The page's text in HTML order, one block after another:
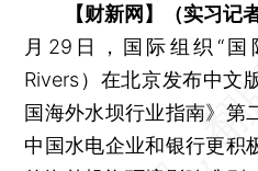
【财新网】（实习记
月29日，国际组织“国
Rivers）在北京发布中
国海外水坝行业指南》第
中国水电企业和银行更积